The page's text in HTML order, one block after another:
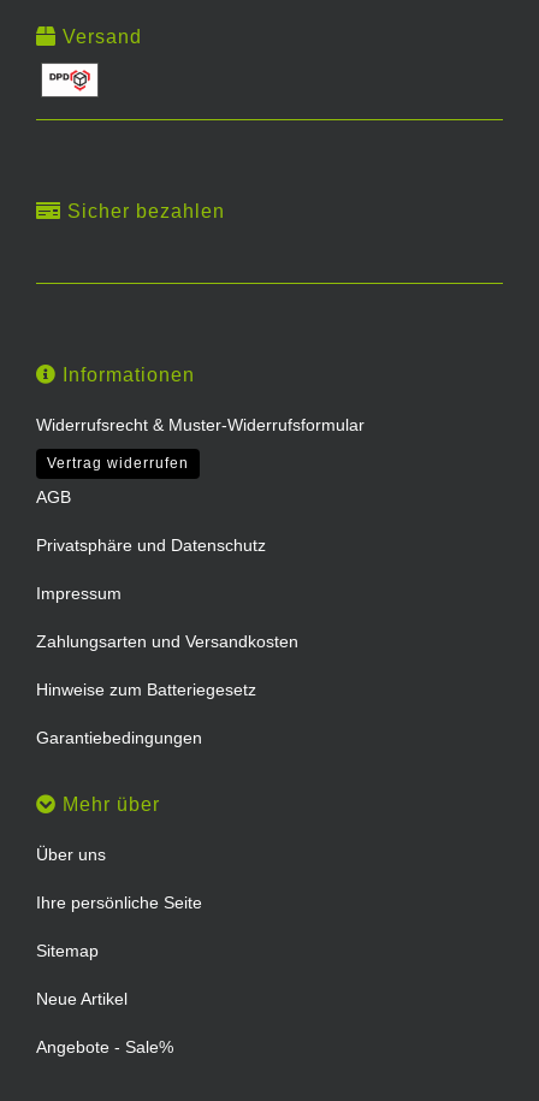
Versand
Sicher bezahlen
Informationen
Widerrufsrecht & Muster-Widerrufsformular
Vertrag widerrufen
AGB
Privatsphäre und Datenschutz
Impressum
Zahlungsarten und Versandkosten
Hinweise zum Batteriegesetz
Garantiebedingungen
Mehr über
Über uns
Ihre persönliche Seite
Sitemap
Neue Artikel
Angebote - Sale%